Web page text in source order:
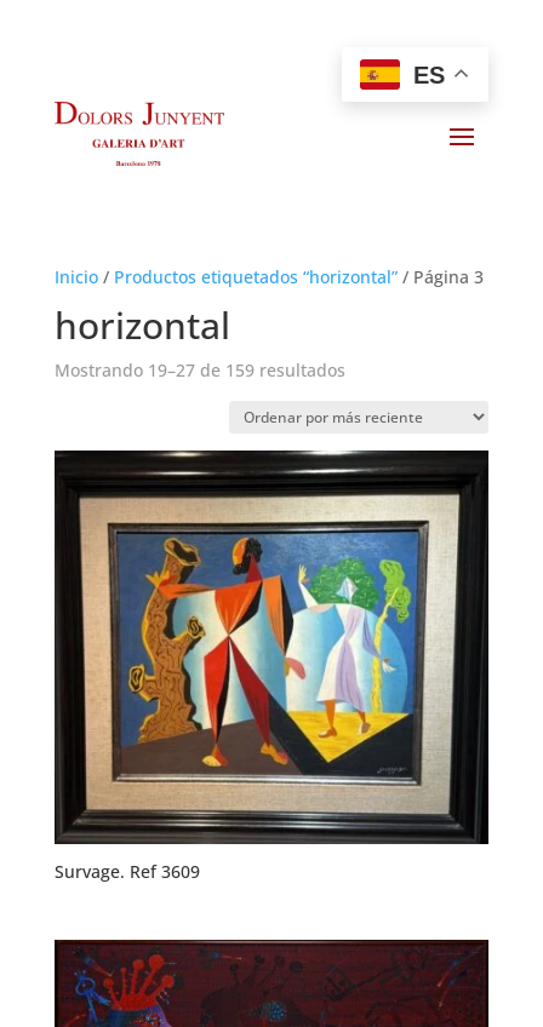
ES
Inicio/ Productos etiquetados “horizontal”/ Página 3
horizontal
Mostrando 19–27 de 159 resultadosOrdenado
los
últimos
Survage. Ref 3609